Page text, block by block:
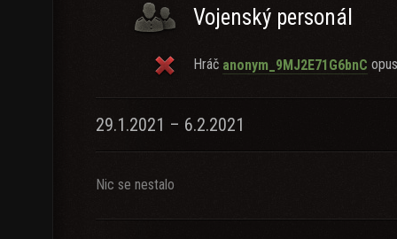
Vojenský personál
Hráč anonym_9MJ2E71G6bnC
29.1.2021 – 6.2.2021
Nic se nestalo